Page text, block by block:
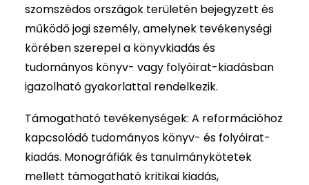
szomszédos országok területén bejegyzett és
működő jogi személy, amelynek tevékenységi
körében szerepel a könyvkiadás és
tudományos könyv- vagy folyóirat-kiadásban
igazolható gyakorlattal rendelkezik.
Támogatható tevékenységek: A reformációhoz
kapcsolódó tudományos könyv- és folyóirat-
kiadás. Monográfiák és tanulmánykötetek
mellett támogatható kritikai kiadás,